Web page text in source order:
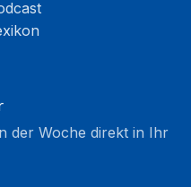
der Woche direkt in Ihr